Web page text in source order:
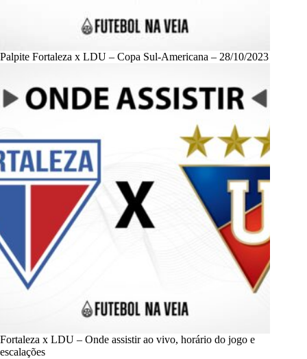
Palpite Fortaleza x LDU – Copa Sul-Americana – 28/10/2023
Fortaleza x LDU – Onde assistir ao vivo, horário do jogo e
escalações